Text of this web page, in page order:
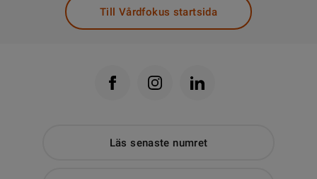
Till Vårdfokus startsida
Läs senaste numret